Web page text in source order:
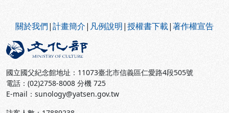
關於我們|計畫簡介| 凡例說明|授權書下載|著作權宣告
國立國父紀念館地址：11073臺北市信義區仁愛路4段505號
電話：(02)2758-8008 分機 725
E-mail：sunology@yatsen.gov.tw